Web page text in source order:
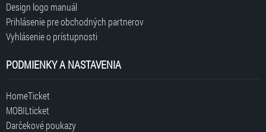
Design logo manuál
Prihlásenie pre obchodných partnerov
Vyhlásenie o prístupnosti
PODMIENKY A NASTAVENIA
HomeTicket
MOBILticket
Darčekové poukazy